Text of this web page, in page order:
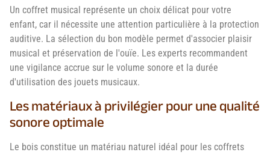
Un coffret musical représente un choix délicat pour votre
enfant, car il nécessite une attention particulière à la protection
auditive. La sélection du bon modèle permet d'associer plaisir
musical et préservation de l'ouïe. Les experts recommandent
une vigilance accrue sur le volume sonore et la durée
d'utilisation des jouets musicaux.
Les matériaux à privilégier pour une qualité
sonore optimale
Le bois constitue un matériau naturel idéal pour les coffrets